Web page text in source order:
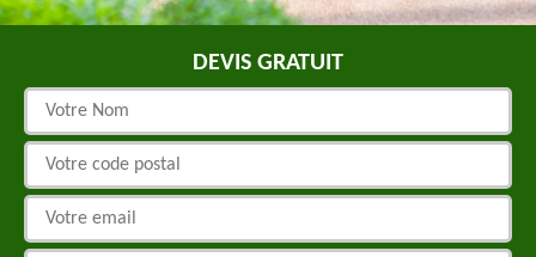
DEVIS GRATUIT